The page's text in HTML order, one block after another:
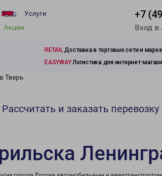
Услуги
Акции
+7
Вход в
RETAILДоставка в торговые сети и
EASYWAYЛогистика для интернет-
Тверь
Рассчитать и заказать перевозку